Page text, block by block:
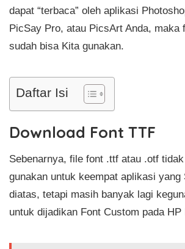
dapat “terbaca” oleh aplikasi
PicSay Pro, atau PicsArt Anda, maka
sudah bisa Kita gunakan.
Daftar Isi
Download Font TTF
Sebenarnya, file font .ttf atau .otf
gunakan untuk keempat aplikasi yang
diatas, tetapi masih banyak lagi
untuk dijadikan Font Custom pada HP